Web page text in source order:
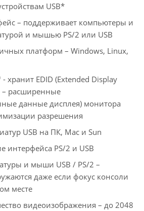
USB*
– поддерживает компьютеры и
и мышью PS/2 или USB
платформ – Windows, Linux,
хранит EDID (Extended Display
– расширенные
данные дисплея) монитора
разрешения
USB на ПК, Mac и Sun
интерфейса PS/2 и USB
и мыши USB / PS/2 –
даже если фокус консоли
месте
видеоизображения – до 2048